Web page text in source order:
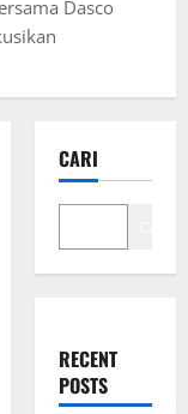
Dasco
CARI
RECENT
POSTS